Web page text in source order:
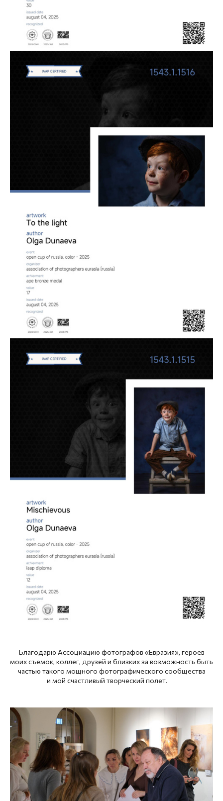
Благодарю Ассоциацию фотографов «Евразия», героев
моих съемок, коллег, друзей и близких за возможность быть
частью такого мощного фотографического сообщества
и мой счастливый творческий полет.